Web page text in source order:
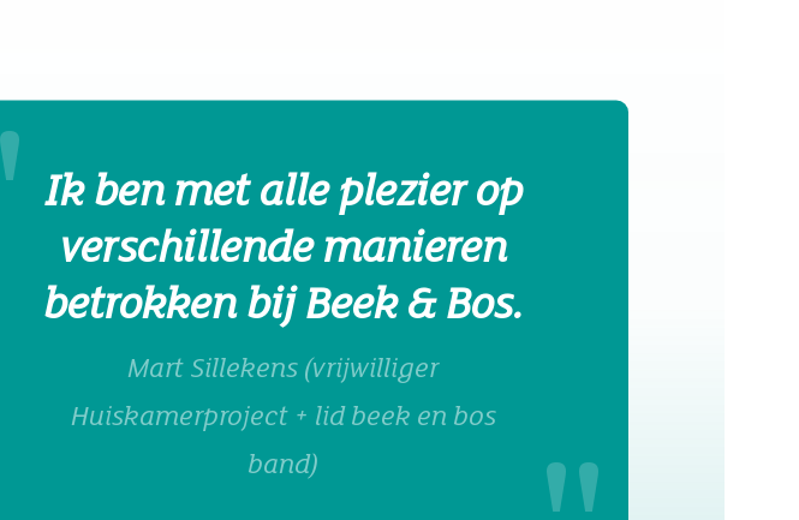
Ik ben met alle plezier op
verschillende manieren
betrokken bij Beek & Bos.
Mart Sillekens (vrijwilliger
Huiskamerproject + lid beek en bos
band)